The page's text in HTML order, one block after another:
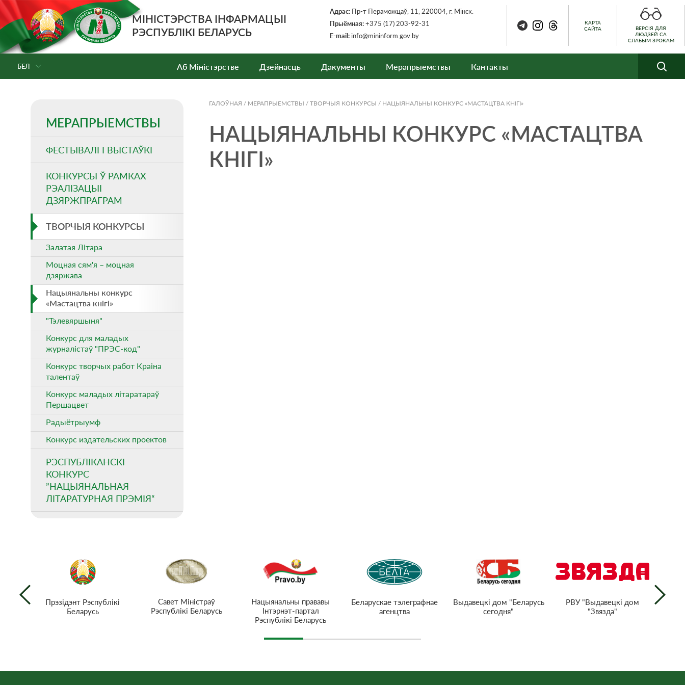
МІНІСТЭРСТВА ІНФАРМАЦЫІ
РЭСПУБЛІКІ БЕЛАРУСЬ
Адрас: Пр-т Пераможцаў, 11, 220004, г. Мінск.
Прыёмная:+375 (17) 203-92-31
E-mail:info@mininform.gov.by
КАРТА
САЙТА
ВЕРСІЯ ДЛЯ
ЛЮДЗЕЙ СА
СЛАБЫМ ЗРОКАМ
БЕЛ Аб Мiнiстэрстве Дзейнасць Дакументы Мерапрыемствы Кантакты
МЕРАПРЫЕМСТВЫ
ФЕСТЫВАЛІ І ВЫСТАЎКІ
КОНКУРСЫ Ў РАМКАХ
РЭАЛІЗАЦЫІ
ДЗЯРЖПРАГРАМ
ТВОРЧЫЯ КОНКУРСЫ
Залатая Літара
Моцная сям'я – моцная
дзяржава
Нацыянальны конкурс
«Мастацтва кнігі»
"Тэлевяршыня"
Конкурс для маладых
журналістаў "ПРЭС-код"
Конкурс творчых работ Краіна
талентаў
Конкурс маладых літаратараў
Першацвет
Радыётрыумф
Конкурс издательских проектов
РЭСПУБЛІКАНСКІ
КОНКУРС
”НАЦЫЯНАЛЬНАЯ
ЛІТАРАТУРНАЯ ПРЭМІЯ“
ГАЛОЎНАЯ / МЕРАПРЫЕМСТВЫ / ТВОРЧЫЯ КОНКУРСЫ / НАЦЫЯНАЛЬНЫ КОНКУРС «МАСТАЦТВА КНІГІ»
НАЦЫЯНАЛЬНЫ КОНКУРС «МАСТАЦТВА
КНІГІ»
Прэзiдэнт Рэспублiкi
Беларусь
Савет Міністраў
Рэспублікі Беларусь
Нацыянальны прававы
Інтэрнэт-партал
Рэспублікі Беларусь
Беларускае тэлеграфнае
агенцтва
Выдавецкі дом "Беларусь
сегодня"
РВУ "Выдавецкі дом
"Звязда"